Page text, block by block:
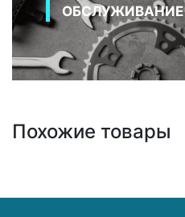
ОБСЛУЖИВАНИЕ
Похожие товары